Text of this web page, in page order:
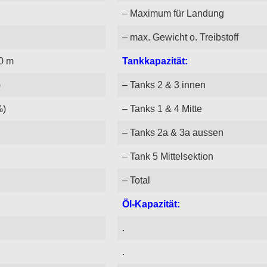
m
– Maximum für Landung
– max. Gewicht o. Treibstoff
Tankkapazität:
– Tanks 2 & 3 innen
– Tanks 1 & 4 Mitte
– Tanks 2a & 3a aussen
– Tank 5 Mittelsektion
– Total
Öl-Kapazität:
.
.